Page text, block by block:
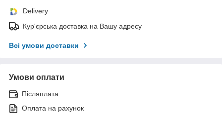
Delivery
Кур'єрська доставка на Вашу адресу
Всі умови доставки
Умови оплати
Післяплата
Оплата на рахунок